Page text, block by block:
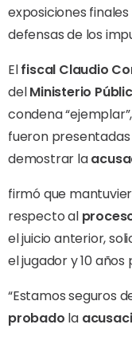
exposiciones finales
defensas de los
Elfiscal Claudio
delMinisterio
condena
fueron
demostrar la
firmó que
respecto al
el juicio anterior,
el jugador y 10 años
“Estamos seguros
probado la